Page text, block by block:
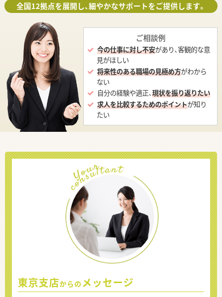
全国12拠点を展開し、細やかなサポートをご提供します。
ご相談例
今の仕事に対し不安があり、客観的な意
見がほしい
将来性のある職場の見極め方がわから
ない
自分の経験や適正、現状を振り返りたい
求人を比較するためのポイントが知り
たい
東京支店からの メッセージ